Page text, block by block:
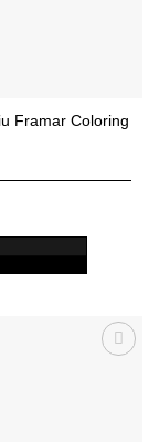
Framar Coloring